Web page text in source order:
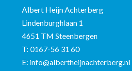
Albert Heijn Achterberg
Lindenburghlaan 1
4651 TM Steenbergen
T: 0167-56 31 60
E: info@albertheijnachterberg.nl